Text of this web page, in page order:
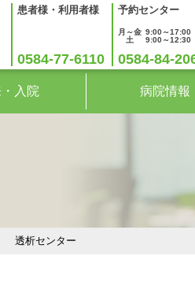
患者様・利用者様
0584-77-6110
予約センター
月～金 9:00～17:00
土
9:00～12:30
0584-84-
入院 病院情報
透析センター